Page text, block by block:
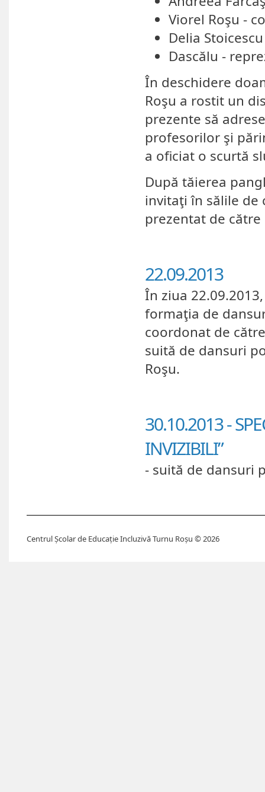
Viorel Roşu -
Delia
Dascălu -
În deschidere
Roşu a rostit un
prezente să
profesorilor şi
a oficiat o scurtă
După tăierea
invitaţi în sălile de
prezentat de către
22.09.2013
În ziua
formaţia de
coordonat de
suită de dansuri
Roşu.
30.10.2013 -
INVIZIBILI”
- suită de dansuri
Centrul Școlar de Educație Incluzivă Turnu Roșu © 2026